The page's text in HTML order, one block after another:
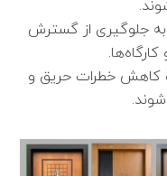
به جلوگیری از گسترش
کاهش خطرات حریق و